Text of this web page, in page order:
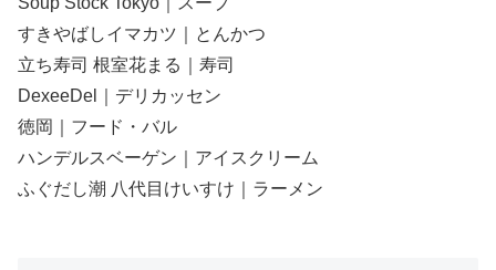
すきやばしイマカツ｜とんかつ
立ち寿司 根室花まる｜寿司
DexeeDel｜デリカッセン
徳岡｜フード・バル
ハンデルスベーゲン｜アイスクリーム
ふぐだし潮 八代目けいすけ｜ラーメン